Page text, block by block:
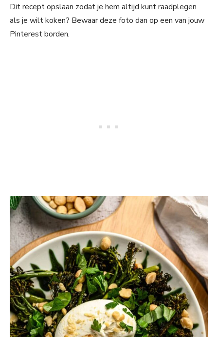
Dit recept opslaan zodat je hem altijd kunt raadplegen
als je wilt koken? Bewaar deze foto dan op een van jouw
Pinterest borden.